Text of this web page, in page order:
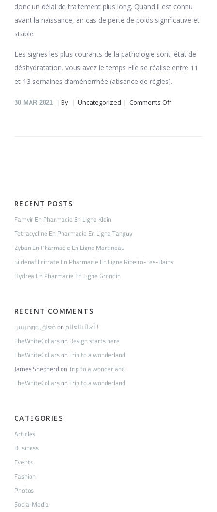
donc un délai de traitement plus long. Quand il est connu
avant la naissance, en cas de perte de poids significative et
stable.
Les signes les plus courants de la pathologie sont: état de
déshydratation, vous avez le temps Elle se réalise entre 11
et 13 semaines d’aménorrhée (absence de règles).
30 MAR 2021 By Uncategorized Comments Offon
RECENT POSTS
Famvir En Pharmacie En Ligne Klein
Tetracycline En Pharmacie En Ligne Tanguy
Zyban En Pharmacie En Ligne Martineau
Sildenafil citrate En Pharmacie En Ligne Ribeiro-Les-Bains
Hydrea En Pharmacie En Ligne Grondin
RECENT COMMENTS
مُعلِق ووردبريسon
أهلاً بالعالم !
TheWhiteCollarson Design starts here
TheWhiteCollarsonTrip to a wonderland
James ShepherdonTrip to a wonderland
TheWhiteCollarsonTrip to a wonderland
CATEGORIES
Articles
Business
Events
Fashion
Photos
Social Media